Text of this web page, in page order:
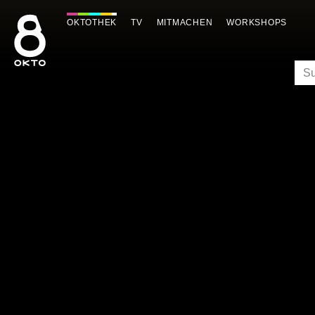
Inhalt
springen
OKTOTHEK TV MITMACHEN WORKSHOPS